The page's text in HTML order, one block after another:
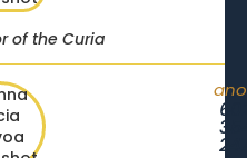
of the Curia